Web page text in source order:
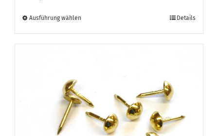
Ausführung wählen
auf.
Die
Optionen
Details